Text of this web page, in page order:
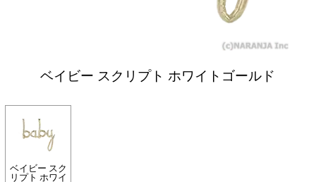
ベイビー スクリプト ホワイトゴールド
ベイビー スク
リプト ホワイ